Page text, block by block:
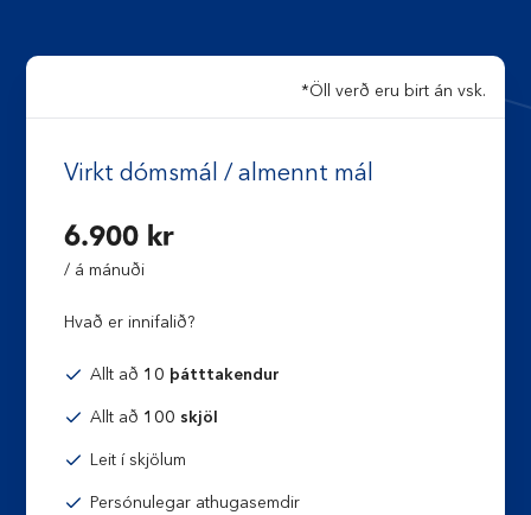
*Öll verð eru birt án vsk.
Virkt dómsmál / almennt mál
6.900 kr
/ á mánuði
Hvað er innifalið?
Allt að 10 þátttakendur
Allt að 100 skjöl
Leit í skjölum
Persónulegar athugasemdir